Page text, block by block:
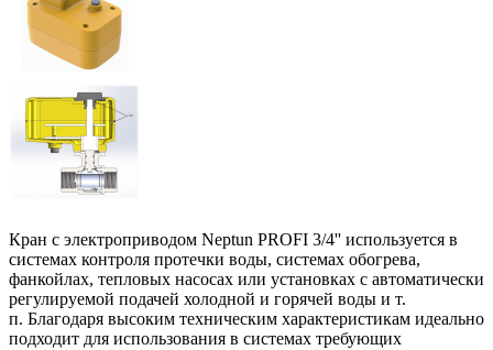
Кран с электроприводом Neptun PROFI 3/4'' используется в
системах контроля протечки воды, системах обогрева,
фанкойлах, тепловых насосах или установках с автоматически
регулируемой подачей холодной и горячей воды и т.
п. Благодаря высоким техническим характеристикам идеально
подходит для использования в системах требующих